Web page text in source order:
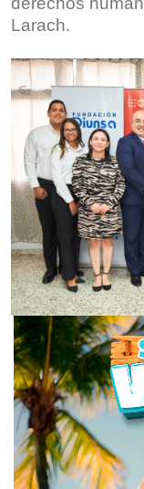
Larach.